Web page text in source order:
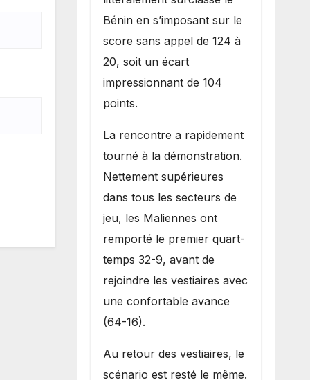
Bénin en s’imposant sur le
score sans appel de 124 à
20, soit un écart
impressionnant de 104
points.
La rencontre a rapidement
tourné à la démonstration.
Nettement supérieures
dans tous les secteurs de
jeu, les Maliennes ont
remporté le premier quart-
temps 32-9, avant de
rejoindre les vestiaires avec
une confortable avance
(64-16).
Au retour des vestiaires, le
scénario est resté le même.